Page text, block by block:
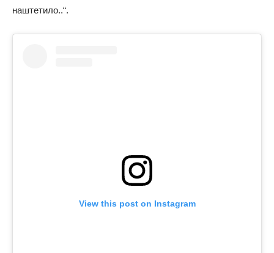
наштетило..“.
View this post on Instagram